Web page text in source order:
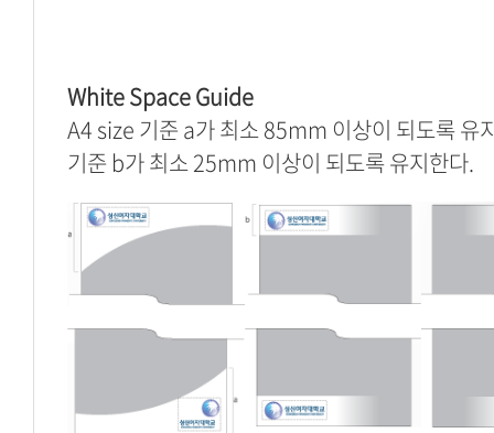
White Space Guide
A4 size 기준 a가 최소 85mm 이상이 되도록 유
기준 b가 최소 25mm 이상이 되도록 유지한다.